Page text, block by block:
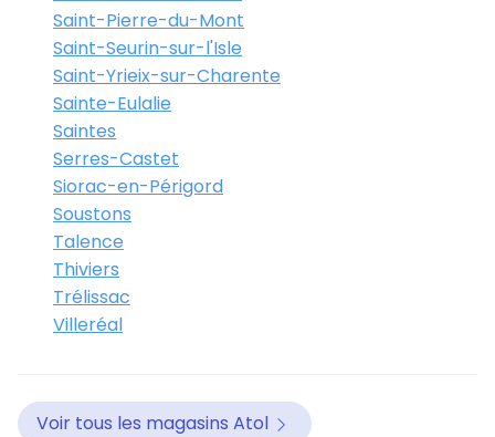
Saint-Pierre-du-Mont
Saint-Seurin-sur-l'Isle
Saint-Yrieix-sur-Charente
Sainte-Eulalie
Saintes
Serres-Castet
Siorac-en-Périgord
Soustons
Talence
Thiviers
Trélissac
Villeréal
Voir tous les magasins Atol